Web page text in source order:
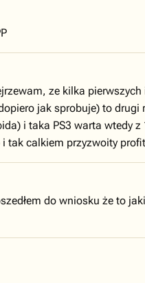
ze kilka
jak sprobuje) to drugi
i taka PS3 warta
tak calkiem przyzwoity
do wniosku że to